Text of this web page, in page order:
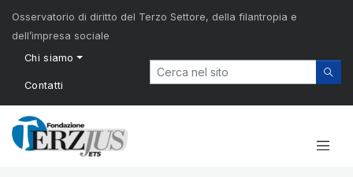
Osservatorio di diritto del Terzo Settore, della filantropia e
dell’impresa sociale
Chi siamo
Contatti